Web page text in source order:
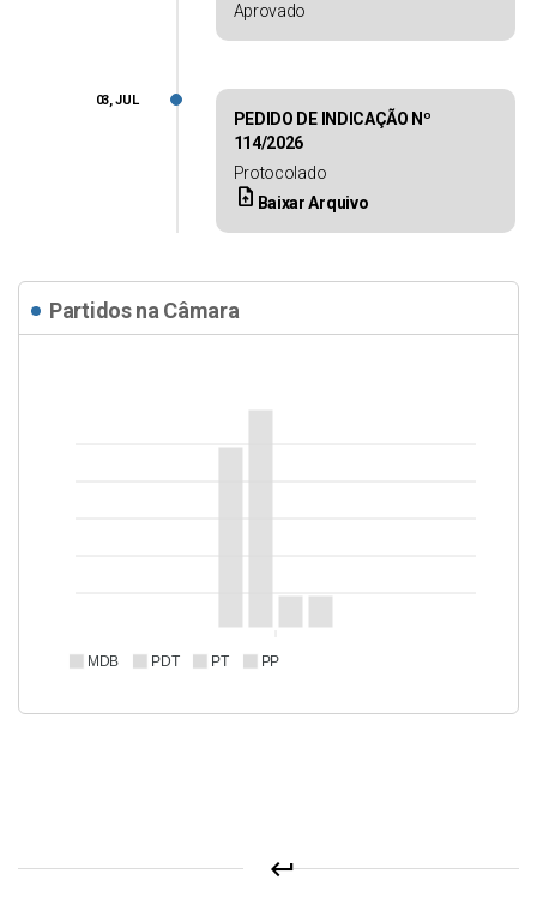
Aprovado
PEDIDO DE INDICAÇÃO Nº
114/2026
Protocolado
upload_file Baixar Arquivo
03, JUL
Partidos na Câmara
MDB PDT PT PP
keyboard_return